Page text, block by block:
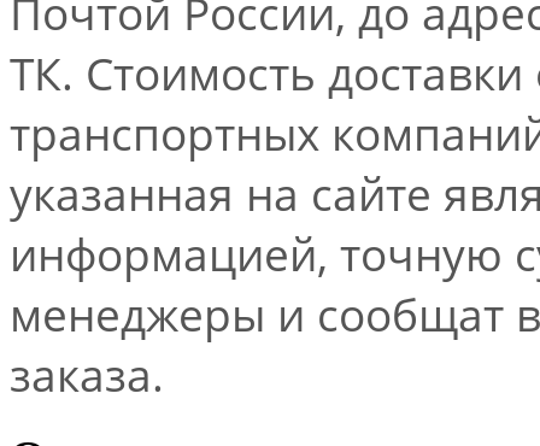
Почтой России, до
ТК. Стоимость
транспортных
указанная на сайте
информацией, точную
менеджеры и сообщат
заказа.